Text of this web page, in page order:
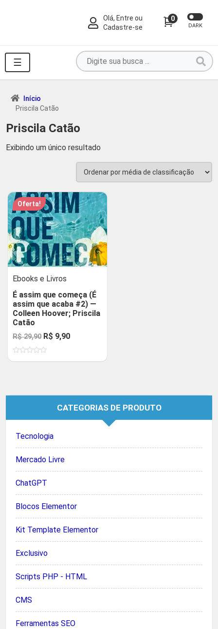
Olá, Entre ou
Cadastre-se
0
DARK
☰
Pesquise
por
produtos
Início
Priscila Catão
Priscila Catão
Exibindo um único resultado
Oferta!
Ebooks e Livros
É assim que começa (É
assim que acaba #2) —
Colleen Hoover; Priscila
Catão
R$29,90 O
preço
original
R$ 9,90O
atual
CATEGORIAS DE PRODUTO
Tecnologia
Mercado Livre
ChatGPT
Blocos Elementor
Kit Template Elementor
Exclusivo
Scripts PHP - HTML
CMS
Ferramentas SEO